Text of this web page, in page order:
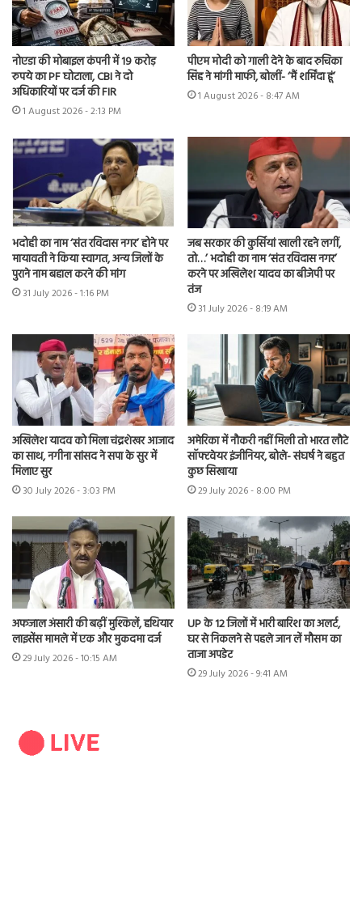
नोएडा की मोबाइल कंपनी में 19 करोड़
रुपये का PF घोटाला, CBI ने दो
अधिकारियों पर दर्ज की FIR
1 August 2026 - 2:13 PM
पीएम मोदी को गाली देने के बाद रुचिका
सिंह ने मांगी माफी, बोलीं- ‘मैं शर्मिंदा हूं’
1 August 2026 - 8:47 AM
भदोही का नाम ‘संत रविदास नगर’ होने पर
मायावती ने किया स्वागत, अन्य जिलों के
पुराने नाम बहाल करने की मांग
31 July 2026 - 1:16 PM
जब सरकार की कुर्सियां खाली रहने लगीं,
तो…’ भदोही का नाम ‘संत रविदास नगर’
करने पर अखिलेश यादव का बीजेपी पर
तंज
31 July 2026 - 8:19 AM
अखिलेश यादव को मिला चंद्रशेखर आजाद
का साथ, नगीना सांसद ने सपा के सुर में
मिलाए सुर
30 July 2026 - 3:03 PM
अमेरिका में नौकरी नहीं मिली तो भारत लौटे
सॉफ्टवेयर इंजीनियर, बोले- संघर्ष ने बहुत
कुछ सिखाया
29 July 2026 - 8:00 PM
अफजाल अंसारी की बढ़ीं मुश्किलें, हथियार
लाइसेंस मामले में एक और मुकदमा दर्ज
29 July 2026 - 10:15 AM
UP के 12 जिलों में भारी बारिश का अलर्ट,
घर से निकलने से पहले जान लें मौसम का
ताजा अपडेट
29 July 2026 - 9:41 AM